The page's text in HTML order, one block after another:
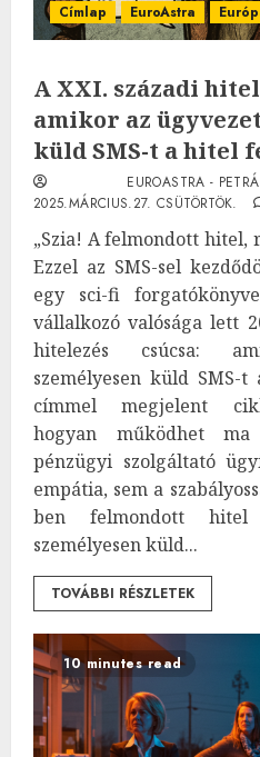
Címlap
EuroAstra
A XXI. századi
amikor az
küld SMS-t a hitel
EUROASTRA -
2025.MÁRCIUS.27. CSÜTÖRTÖK.
„Szia! A felmondott hitel,
Ezzel az SMS-sel
egy sci-fi
vállalkozó valósága lett
hitelezés csúcsa:
személyesen küld SMS-
címmel megjelent
hogyan működhet ma
pénzügyi szolgáltató
empátia, sem a
ben felmondott
személyesen küld...
TOVÁBBI RÉSZLETEK
10 minutes read